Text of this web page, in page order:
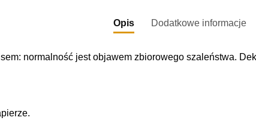
Opis Dodatkowe informacje
normalność jest objawem zbiorowego szaleństwa.